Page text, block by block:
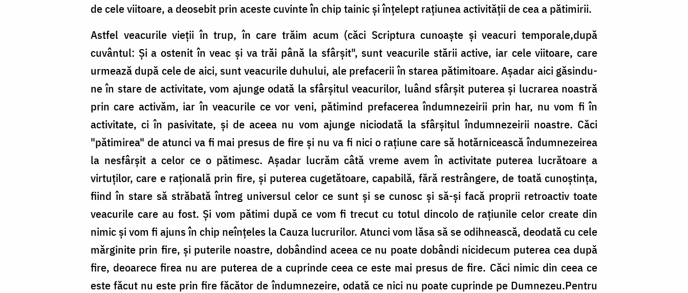
de cele viitoare, a deosebit prin aceste cuvinte în chip tainic şi înţelept raţiunea activităţii de cea a pătimirii.
Astfel veacurile vieţii în trup, în care trăim acum (căci Scriptura cunoaşte şi veacuri temporale,după
cuvântul: Şi a ostenit în veac şi va trăi până la sfârşit", sunt veacurile stării active, iar cele viitoare, care
urmează după cele de aici, sunt veacurile duhului, ale prefacerii în starea pătimitoare. Aşadar aici găsindu-
ne în stare de activitate, vom ajunge odată la sfârşitul veacurilor, luând sfârşit puterea şi lucrarea noastră
prin care activăm, iar în veacurile ce vor veni, pătimind prefacerea îndumnezeirii prin har, nu vom fi în
activitate, ci în pasivitate, şi de aceea nu vom ajunge niciodată la sfârşitul îndumnezeirii noastre. Căci
"pătimirea" de atunci va fi mai presus de fire şi nu va fi nici o raţiune care să hotărnicească îndumnezeirea
la nesfârşit a celor ce o pătimesc. Aşadar lucrăm câtă vreme avem în activitate puterea lucrătoare a
virtuţilor, care e raţională prin fire, şi puterea cugetătoare, capabilă, fără restrângere, de toată cunoştinţa,
fiind în stare să străbată întreg universul celor ce sunt şi se cunosc şi să-şi facă proprii retroactiv toate
veacurile care au fost. Şi vom pătimi după ce vom fi trecut cu totul dincolo de raţiunile celor create din
nimic şi vom fi ajuns în chip neînţeles la Cauza lucrurilor. Atunci vom lăsa să se odihnească, deodată cu cele
mărginite prin fire, şi puterile noastre, dobândind aceea ce nu poate dobândi nicidecum puterea cea după
fire, deoarece firea nu are puterea de a cuprinde ceea ce este mai presus de fire. Căci nimic din ceea ce
este făcut nu este prin fire făcător de îndumnezeire, odată ce nici nu poate cuprinde pe Dumnezeu.Pentru